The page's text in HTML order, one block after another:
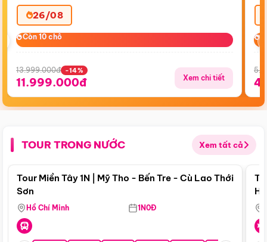
26/08
Còn 10 chỗ
Còn 10 chỗ
13.999.000đ -14%
11.999.000đ Xem chi tiết
TOUR TRONG NƯỚC Xem tất cả
Điểm nổi bật
Tour Miền Tây 1N | Mỹ Tho - Bến Tre - Cù Lao Thới
Sơn
Hồ Chí Minh 1N0Đ